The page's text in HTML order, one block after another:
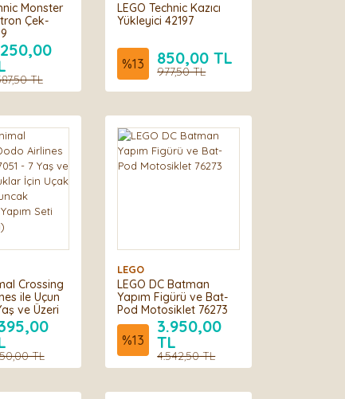
Monster
Çek-
TL
LEGO Technic Kazıcı
Yükleyici 42197
%13 850,00 TL
977,50 TL
Crossing
ile Uçun
ve Üzeri
Uçak
Seti
TL
LEGO
LEGO DC Batman
Yapım Figürü ve Bat-
Pod Motosiklet 76273
%13
3.950,00
TL
4.542,50 TL